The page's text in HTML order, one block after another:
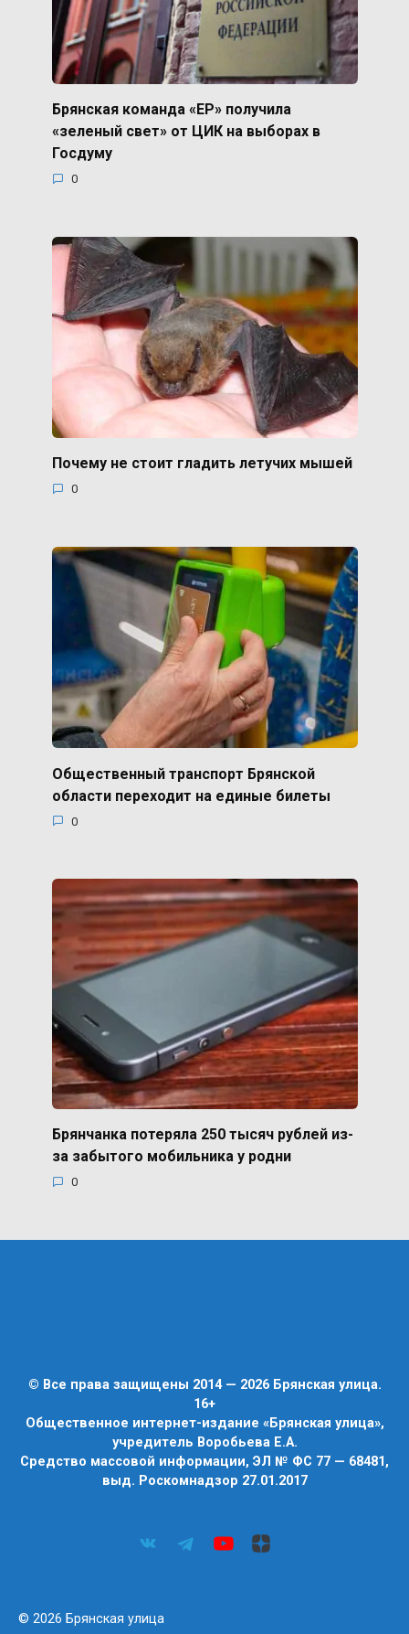
Брянская команда «ЕР» получила
«зеленый свет» от ЦИК на выборах в
Госдуму
0
Почему не стоит гладить летучих мышей
0
Общественный транспорт Брянской
области переходит на единые билеты
0
Брянчанка потеряла 250 тысяч рублей из-
за забытого мобильника у родни
0
© Все права защищены 2014 — 2026 Брянская улица.
16+
Общественное интернет-издание «Брянская улица»,
учредитель Воробьева Е.А.
Средство массовой информации, ЭЛ № ФС 77 — 68481,
выд. Роскомнадзор 27.01.2017
© 2026 Брянская улица